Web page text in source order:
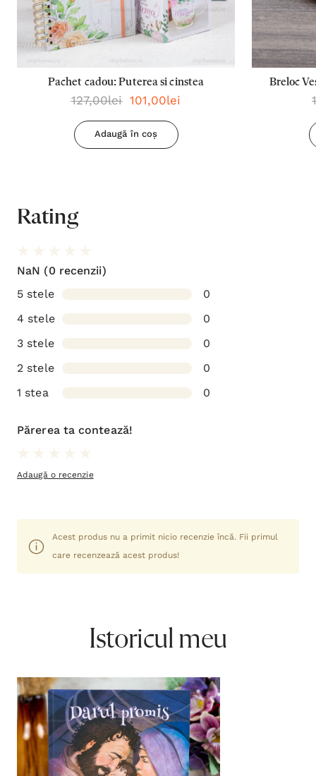
Pachet cadou: Puterea si cinstea
127,00lei 101,00lei
Adaugă în coș
Breloc
Rating
NaN (0 recenzii)
5 stele
0
4 stele
0
3 stele
0
2 stele
0
1 stea
0
Părerea ta contează!
Adaugă o recenzie
Acest produs nu a primit nicio recenzie încă. Fii primul
care recenzează acest produs!
Istoricul meu